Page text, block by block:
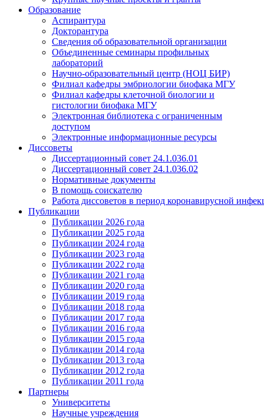
Образование
Аспирантура
Докторантура
Сведения об образовательной организации
Объединенные семинары профильных
лабораторий
Научно-образовательный центр (НОЦ БИР)
Филиал кафедры эмбриологии биофака МГУ
Филиал кафедры клеточной биологии и
гистологии биофака МГУ
Электронная библиотека с ограниченным
доступом
Электронные информационные ресурсы
Диссоветы
Диссертационный совет 24.1.036.01
Диссертационный совет 24.1.036.02
Нормативные документы
В помощь соискателю
Работа диссоветов в период коронавирусной
Публикации
Публикации 2026 года
Публикации 2025 года
Публикации 2024 года
Публикации 2023 года
Публикации 2022 года
Публикации 2021 года
Публикации 2020 года
Публикации 2019 года
Публикации 2018 года
Публикации 2017 года
Публикации 2016 года
Публикации 2015 года
Публикации 2014 года
Публикации 2013 года
Публикации 2012 года
Публикации 2011 года
Партнеры
Университеты
Научные учреждения